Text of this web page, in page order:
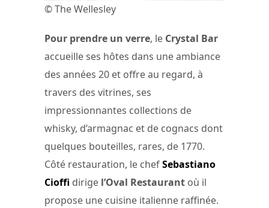
© The Wellesley
Pour prendre un verre, le Crystal Bar
accueille ses hôtes dans une ambiance
des années 20 et offre au regard, à
travers des vitrines, ses
impressionnantes collections de
whisky, d’armagnac et de cognacs dont
quelques bouteilles, rares, de 1770.
Côté restauration, le chefSebastiano
Cioffi dirige l’Oval Restaurant où il
propose une cuisine italienne raffinée.